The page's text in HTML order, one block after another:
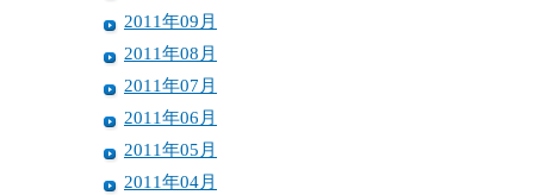
2011年09月
2011年08月
2011年07月
2011年06月
2011年05月
2011年04月